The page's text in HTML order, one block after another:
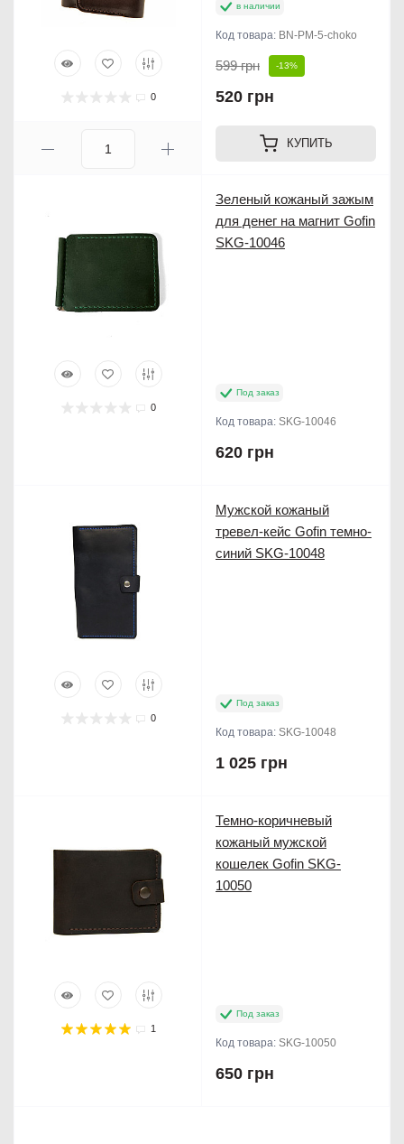
0
в наличии
Код товара: BN-PM-5-choko
599 грн -13%
520 грн
КУПИТЬ
0
Зеленый кожаный зажым
для денег на магнит Gofin
SKG-10046
Под заказ
Код товара: SKG-10046
620 грн
0
Мужской кожаный
тревел-кейс Gofin темно-
синий SKG-10048
Под заказ
Код товара: SKG-10048
1 025 грн
1
Темно-коричневый
кожаный мужской
кошелек Gofin SKG-
10050
Под заказ
Код товара: SKG-10050
650 грн